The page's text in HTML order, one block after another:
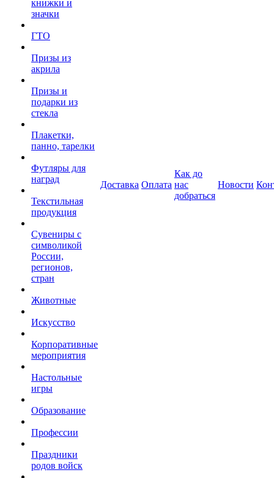
книжки и
значки
ГТО
Призы из
акрила
Призы и
подарки из
стекла
Плакетки,
панно, тарелки
Футляры для
наград
Текстильная
продукция
Сувениры с
символикой
России,
регионов,
стран
Животные
Искусство
Корпоративные
мероприятия
Настольные
игры
Образование
Профессии
Праздники
родов войск
Доставка Оплата
Как до
нас
добраться
Новости